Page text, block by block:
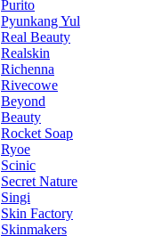
Purito
Pyunkang Yul
Real Beauty
Realskin
Richenna
Rivecowe
Beyond
Beauty
Rocket Soap
Ryoe
Scinic
Secret Nature
Singi
Skin Factory
Skinmakers